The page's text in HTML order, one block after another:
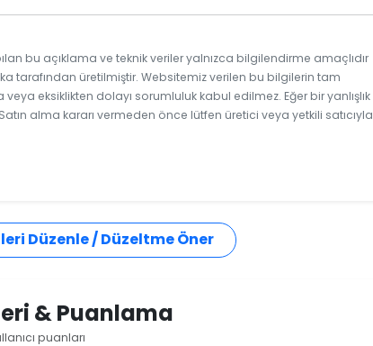
bu açıklama ve teknik veriler yalnızca bilgilendirme amaçlıdır
tarafından üretilmiştir. Websitemiz verilen bu bilgilerin tam
eksiklikten dolayı sorumluluk kabul edilmez. Eğer bir yanlışlık
alma kararı vermeden önce lütfen üretici veya yetkili satıcıyla
Düzenle / Düzeltme Öner
& Puanlama
puanları